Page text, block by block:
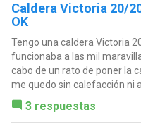
Caldera Victoria 20/
OK
Tengo una caldera Victoria
funcionaba a las mil
cabo de un rato de poner la
me quedo sin calefacción ni
3 respuestas